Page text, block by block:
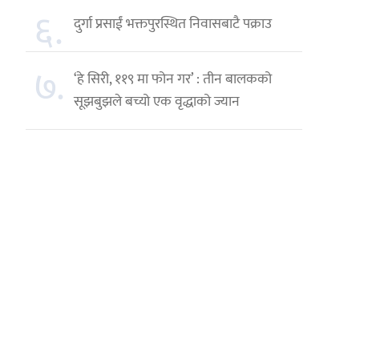
६. दुर्गा प्रसाईं भक्तपुरस्थित निवासबाटै पक्राउ
७. ‘हे सिरी, ११९ मा फोन गर’ : तीन बालकको
सूझबुझले बच्यो एक वृद्धाको ज्यान